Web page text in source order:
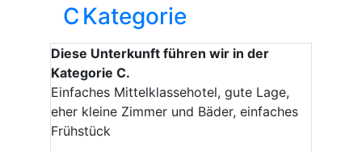
C Kategorie
Diese Unterkunft führen wir in der
Kategorie C.
Einfaches Mittelklassehotel, gute Lage,
eher kleine Zimmer und Bäder, einfaches
Frühstück